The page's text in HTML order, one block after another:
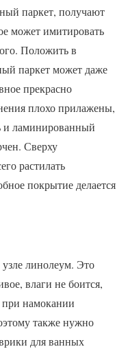
паркет, получают
может имитировать
Положить в
паркет может даже
прекрасно
плохо прилажены,
и ламинированный
Сверху
растилать
покрытие делается
линолеум. Это
влаги не боится,
при намокании
также нужно
для ванных